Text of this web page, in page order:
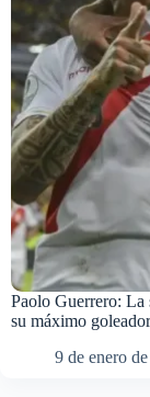
Paolo Guerrero: La
su máximo
9 de enero